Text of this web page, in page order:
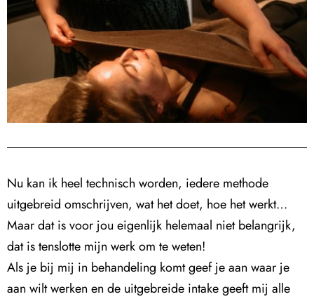
Nu kan ik heel technisch worden, iedere methode
uitgebreid omschrijven, wat het doet, hoe het werkt…
Maar dat is voor jou eigenlijk helemaal niet belangrijk,
dat is tenslotte mijn werk om te weten!
Als je bij mij in behandeling komt geef je aan waar je
aan wilt werken en de uitgebreide intake geeft mij alle